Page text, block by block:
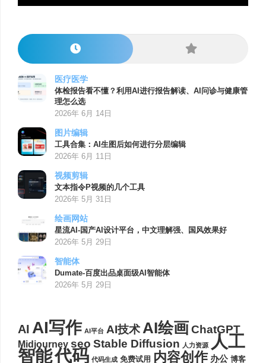
医疗医学
体检报告看不懂？利用AI进行报告解读、AI问诊与健康管
理怎么选
2026年 6月 14日
图片编辑
工具合集：AI生图后如何进行分层编辑
2026年 6月 11日
视频剪辑
文本指令P视频的几个工具
2026年 5月 31日
绘画网站
星流AI-国产AI设计平台，中文理解强、国风效果好
2026年 5月 29日
智能体
Dumate-百度出品桌面级AI智能体
2026年 5月 29日
AI AI写作 AI平台 AI技术AI绘画ChatGPT
Midjourney seo Stable Diffusion 人力资源 人工
智能代码 代码生成 免费试用 内容创作 办公 博客